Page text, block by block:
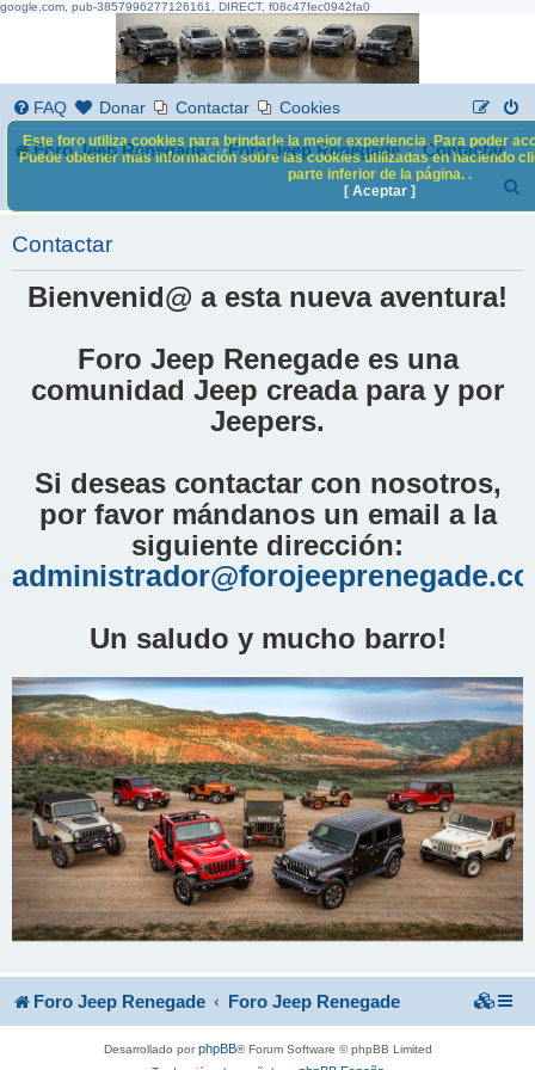
google.com, pub-3857996277126161, DIRECT, f08c47fec0942fa0
FAQ Donar Contactar Cookies
Foro Jeep Renegade Foro Jeep Renegade Contactar
Contactar
Bienvenid@ a esta nueva aventura!
Foro Jeep Renegade es una
comunidad Jeep creada para y por
Jeepers.
Si deseas contactar con nosotros,
por favor mándanos un email a la
siguiente dirección:
Un saludo y mucho barro!
Este foro utiliza cookies para brindarle la mejor experiencia. Para poder
Puede obtener más información sobre las cookies utilizadas en haciendo
parte inferior de la página. .
[ Aceptar ]
Foro Jeep Renegade Foro Jeep Renegade
Desarrollado porphpBB® Forum Software © phpBB Limited